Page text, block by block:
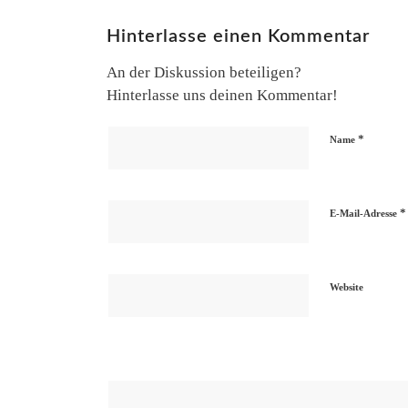
Hinterlasse einen Kommentar
An der Diskussion beteiligen?
Hinterlasse uns deinen Kommentar!
Name*
E-Mail-Adresse*
Website